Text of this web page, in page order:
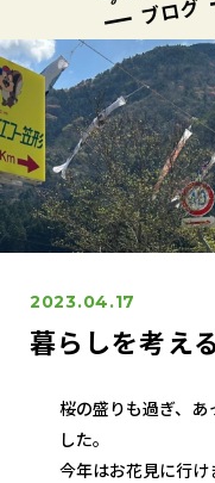
2023.04.17
暮らしを考え
桜の盛りも過ぎ、
した。
今年はお花見に行け